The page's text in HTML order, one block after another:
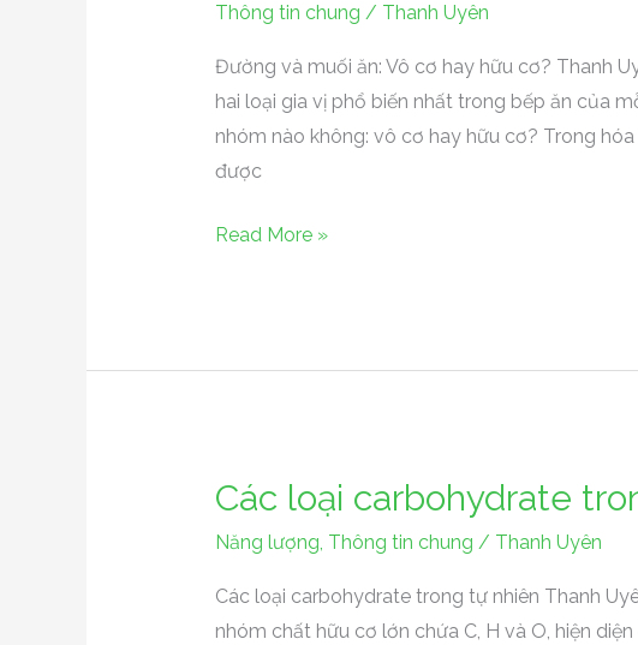
Thông tin chung / Thanh Uyên
Đường và muối ăn: Vô cơ hay hữu cơ? Thanh
hai loại gia vị phổ biến nhất trong bếp ăn của
nhóm nào không: vô cơ hay hữu cơ? Trong
được
ăn:
vô
cơ
hay
cơ?
Read More »
Các loại carbohydrate
Năng lượng, Thông tin chung / Thanh Uyên
Các loại carbohydrate trong tự nhiên Thanh
nhóm chất hữu cơ lớn chứa C, H và O, hiện
Các
carbohydrate
trong
tự